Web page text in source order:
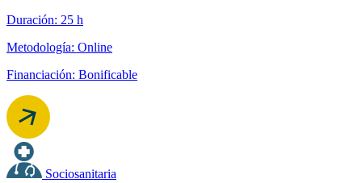
Duración: 25 h
Metodología: Online
Financiación: Bonificable
Sociosanitaria